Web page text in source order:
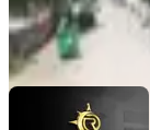
YENİ ROTA
Ara